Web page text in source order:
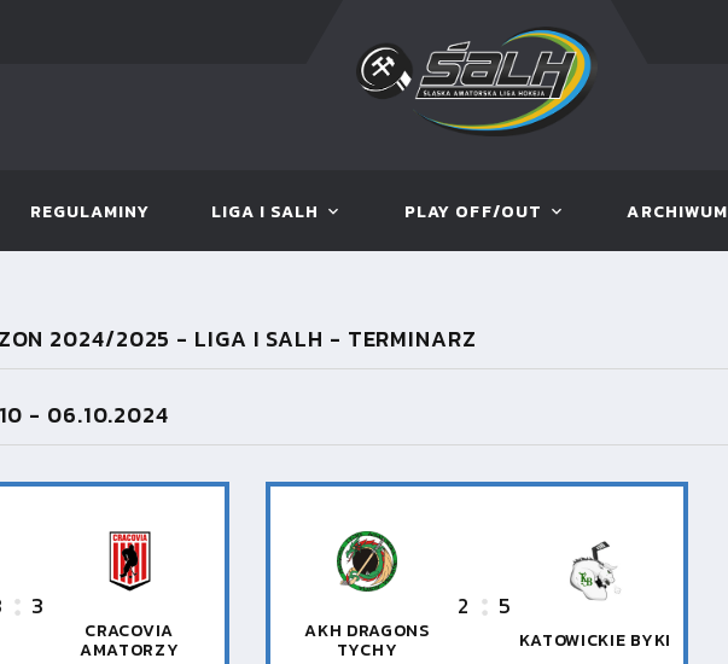
REGULAMINY LIGA I SALH PLAY OFF/OUT ARCHIWUM
2024/2025 - LIGA I SALH - TERMINARZ
- 06.10.2024
3
CRACOVIA
AMATORZY
AKH DRAGONS
TYCHY
2 5
KATOWICKIE BYKI